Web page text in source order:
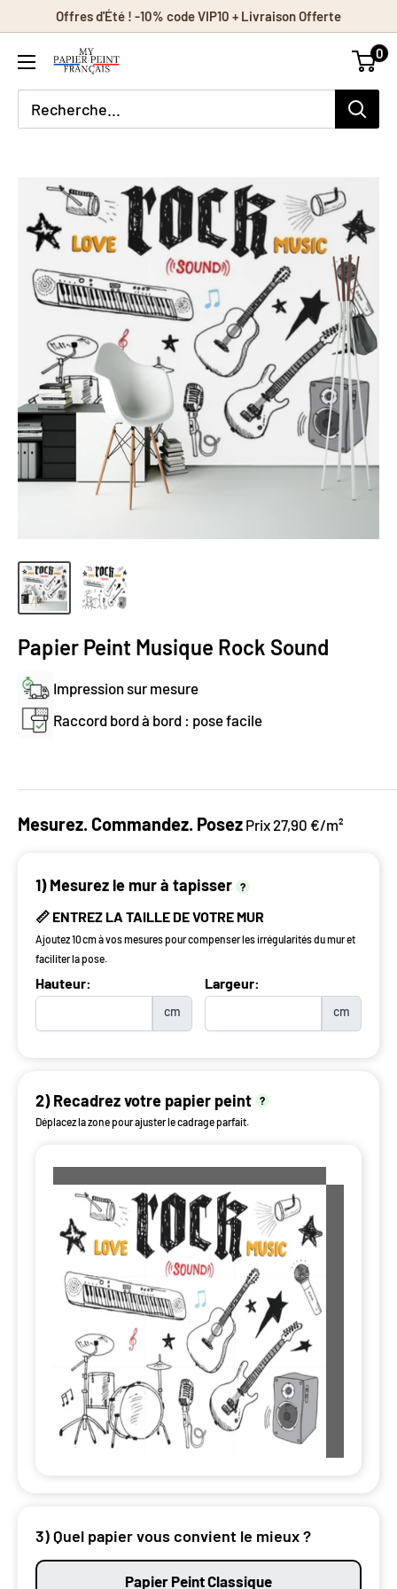
contenu
Offres d'Été ! -10% code VIP10 + Livraison Offerte
0
Papier Peint Musique Rock Sound
Impression sur mesure
Raccord bord à bord : pose facile
Mesurez. Commandez. Posez Prix 27,90 €/m²
1) Mesurez le mur à tapisser ?
📏 ENTREZ LA TAILLE DE VOTRE MUR
Ajoutez 10 cm à vos mesures pour compenser les irrégularités du mur et
faciliter la pose.
Hauteur:
cm
Largeur:
cm
2) Recadrez votre papier peint
?
Déplacez la zone pour ajuster le cadrage parfait.
3) Quel papier vous convient le mieux ?
Papier Peint Classique